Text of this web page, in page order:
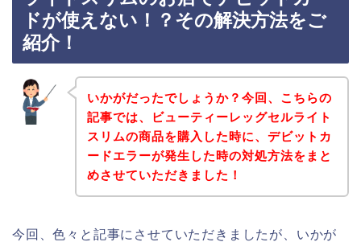
ドが使えない！？その解決方法をご
紹介！
いかがだったでしょうか？今回、こちらの
記事では、ビューティーレッグセルライト
スリムの商品を購入した時に、デビットカ
ードエラーが発生した時の対処方法をまと
めさせていただきました！
今回、色々と記事にさせていただきましたが、いかが